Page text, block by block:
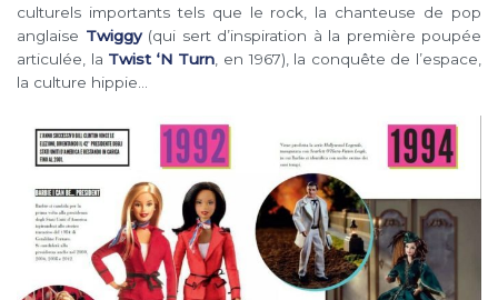
culturels importants tels que le rock, la chanteuse de pop
anglaise Twiggy(qui sert d’inspiration à la première poupée
articulée, la Twist ‘N Turn , en 1967), la conquête de l’espace,
la culture hippie…